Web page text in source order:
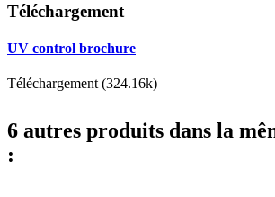
Téléchargement
UV control brochure
Téléchargement (324.16k)
6 autres produits dans la
: